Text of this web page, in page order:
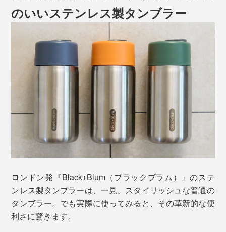
のいいステンレス製タンブラー
ロンドン発『Black+Blum（ブラックブラム）』のステ
ンレス製タンブラーは、一見、スタイリッシュな普通の
タンブラー。でも実際に使ってみると、その革新的な便
利さに驚きます。